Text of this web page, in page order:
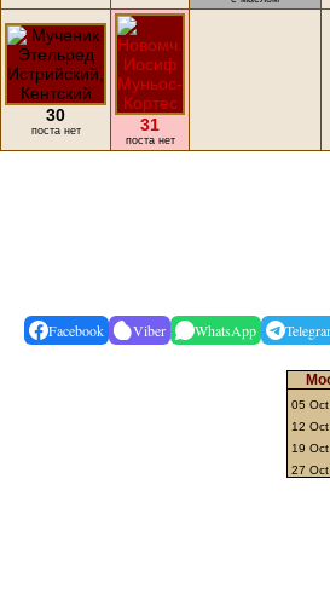
30
поста нет 31
поста нет
Facebook Viber WhatsApp
05
12
19
27